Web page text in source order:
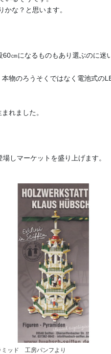
な？と思います。
㎝になるものもあり選ぶのに迷
物のろうそくではなく電池式の
れました。
しマーケットを盛り上げます。
ミッド 工房パンフより